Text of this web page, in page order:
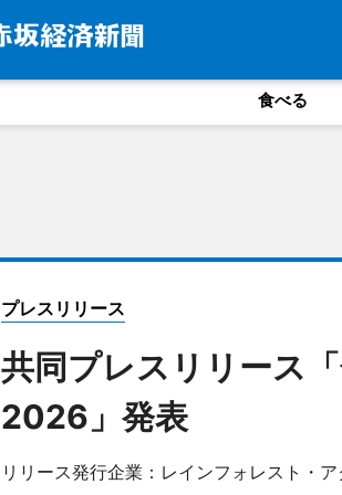
食べる
プレスリリース
共同プレスリリース
2026」発表
リリース発行企業：レインフォレスト・